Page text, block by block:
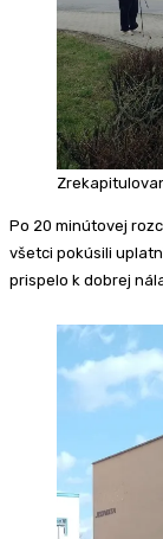
Po 20 minútovej
všetci pokúsili
prispelo k dobrej